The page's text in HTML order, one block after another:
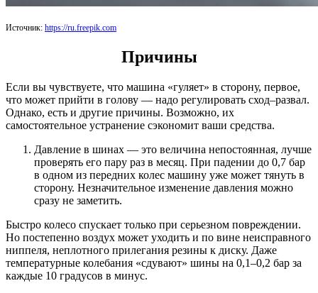
Источник: https://ru.freepik.com
Причины
Если вы чувствуете, что машина «гуляет» в сторону, первое,
что может прийти в голову — надо регулировать сход–развал.
Однако, есть и другие причины. Возможно, их
самостоятельное устранение сэкономит ваши средства.
Давление в шинах — это величина непостоянная, лучше
проверять его пару раз в месяц. При падении до 0,7 бар
в одном из передних колес машину уже может тянуть в
сторону. Незначительное изменение давления можно
сразу не заметить.
Быстро колесо спускает только при серьезном повреждении.
Но постепенно воздух может уходить и по вине неисправного
ниппеля, неплотного прилегания резины к диску. Даже
температурные колебания «сдувают» шины на 0,1–0,2 бар за
каждые 10 градусов в минус.